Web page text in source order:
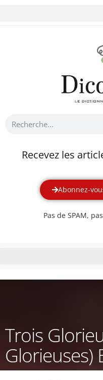
Recevez les
Abonnez-
Pas de SPAM,
Trois
Glorieuses)